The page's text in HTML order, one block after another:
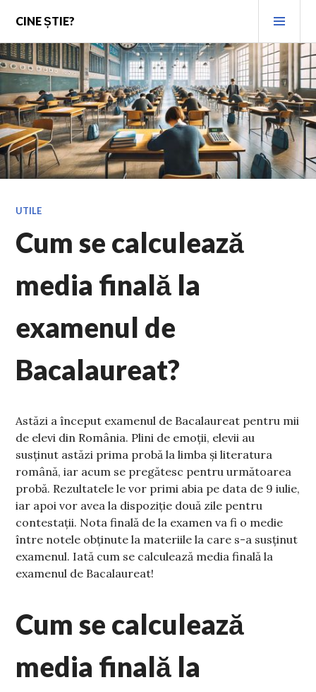
content
CINE ȘTIE?
UTILE
Cum se calculează
media finală la
examenul de
Bacalaureat?
Astăzi a început examenul de Bacalaureat pentru mii
de elevi din România. Plini de emoții, elevii au
susținut astăzi prima probă la limba și literatura
română, iar acum se pregătesc pentru următoarea
probă. Rezultatele le vor primi abia pe data de 9 iulie,
iar apoi vor avea la dispoziție două zile pentru
contestații. Nota finală de la examen va fi o medie
între notele obținute la materiile la care s-a susținut
examenul. Iată cum se calculează media finală la
examenul de Bacalaureat!
Cum se calculează
media finală la